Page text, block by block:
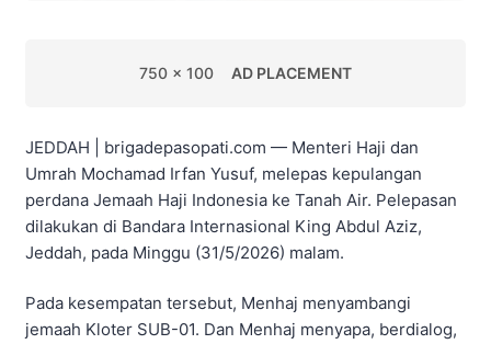
750 x 100 AD PLACEMENT
JEDDAH | brigadepasopati.com — Menteri Haji dan
Umrah Mochamad Irfan Yusuf, melepas kepulangan
perdana Jemaah Haji Indonesia ke Tanah Air. Pelepasan
dilakukan di Bandara Internasional King Abdul Aziz,
Jeddah, pada Minggu (31/5/2026) malam.
Pada kesempatan tersebut, Menhaj menyambangi
jemaah Kloter SUB-01. Dan Menhaj menyapa, berdialog,